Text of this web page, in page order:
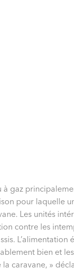
gaz
pour laquelle
Les unités
contre les
bien et
caravane, »